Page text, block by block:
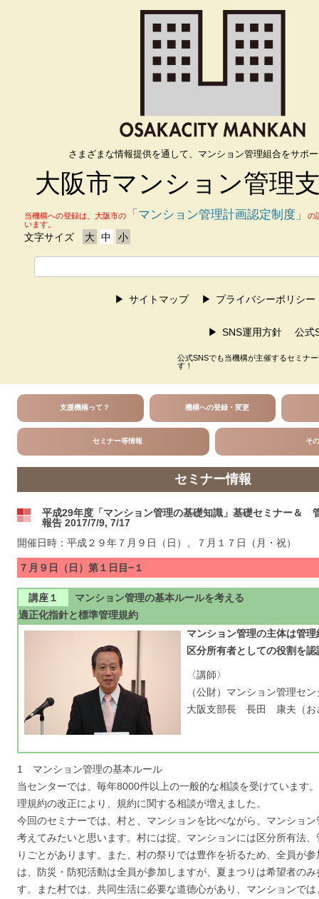
さまざまな情報提供を通して、マンション管理組合をサポ
大阪市マンション管理
当機構への登録は、大阪市の 「マンション管理計画認定制度」
の
います。
文字サイズ 大 中 小
サイトマップ プライバシーポリシー
SNS運用方針 公式
公式SNSでも当機構が主催するセミナ
す！
支援機構って？ 機構への登録・変更
セミナー等情報 そ
セミナー情報
平成29年度「マンション管理の基礎知識」基礎セミナー＆
報告 2017/7/9, 7/17
開催日時：平成２９年７月９日（日）、７月１７日（月・祝）
７月９日（日）第１日目−１
講座１
マンション管理の基本ルールを考える
適正化指針と標準管理規約
マンション管理の主体は管理
区分所有者としての役割を
〈講師〉
（公財）マンション管理セン
大阪支部長 長田 康夫（
1 マンション管理の基本ルール
当センターでは、毎年8000件以上の一般的な相談を受けています
理規約の改正により、規約に関する相談が増えました。
今回のセミナーでは、村と、マンションを比べながら、マンショ
考えてみたいと思います。村には掟、マンションには区分所有法
りごとがあります。また、村の祭りでは豊作を祈るため、全員が
は、防災・防犯活動は全員が参加しますが、夏まつりは希望者の
す。また村では、共同生活に必要な道徳心があり、マンションで